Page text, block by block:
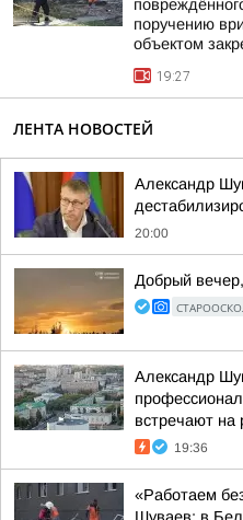
поручению
объектом
19:27
ЛЕНТА НОВОСТЕЙ
Александр
20:00
Добрый
Александр
встречают на
19:36
«Работаем